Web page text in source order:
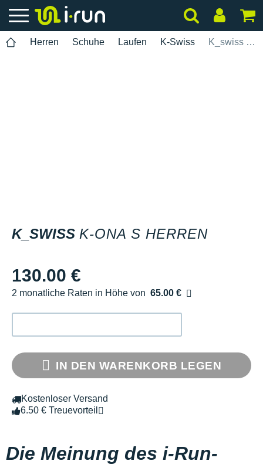
Herren Schuhe Laufen K-Swiss K_swiss K-Ona S Herren
K_SWISS K-ONA S HERREN
130.00 €
2 monatliche Raten in Höhe von 65.00 €
Ohne Zusatzkosten
IN DEN WARENKORB LEGEN
Kostenloser Versand
6.50 € Treuevorteil
Die Meinung des i-Run-